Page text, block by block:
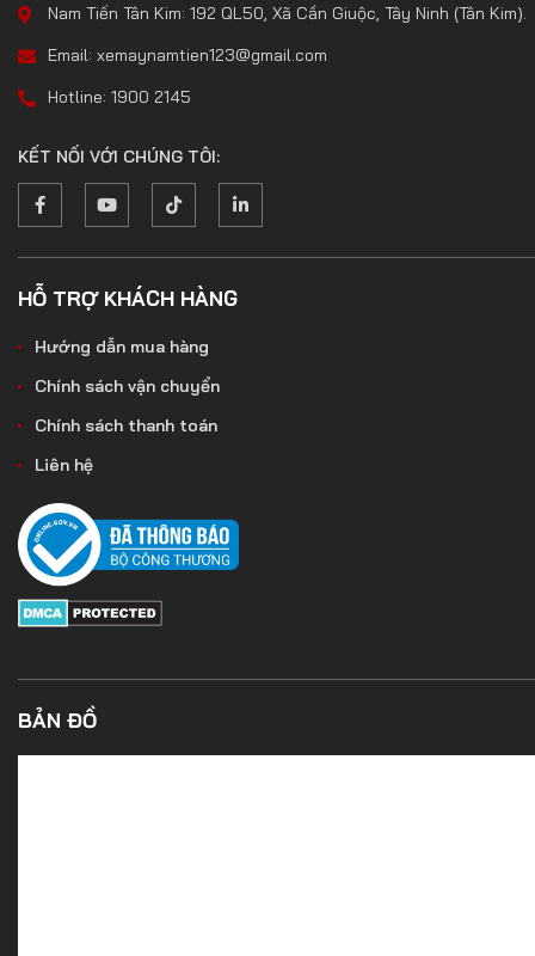
Nam Tiến Tân Kim: 192 QL50, Xã Cần Giuộc, Tây Ninh (Tân Kim).
Email: xemaynamtien123@gmail.com
Hotline: 1900 2145
KẾT NỐI VỚI CHÚNG TÔI:
HỖ TRỢ KHÁCH HÀNG
Hướng dẫn mua hàng
Chính sách vận chuyển
Chính sách thanh toán
Liên hệ
BẢN ĐỒ